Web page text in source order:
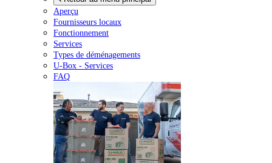
Aperçu
Fournisseurs locaux
Fonctionnement
Services
Types de déménagements
U-Box - Services
FAQ